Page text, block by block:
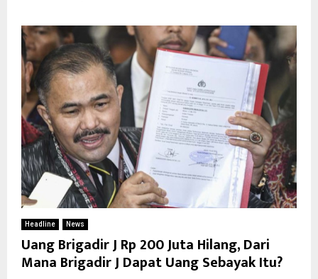
Headline News
Uang Brigadir J Rp 200 Juta Hilang, Dari
Mana Brigadir J Dapat Uang Sebayak Itu?